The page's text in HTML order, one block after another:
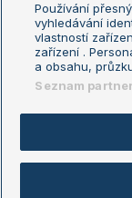
Podmínky užití
GDPR a žurnalistika
Kontakt
Copyright © 2008-
Používání
vyhledávání
vlastností
zařízení .
a obsahu,
Seznam